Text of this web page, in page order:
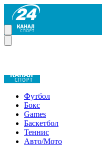
Футбол
Бокс
Games
Баскетбол
Теннис
Авто/Мото